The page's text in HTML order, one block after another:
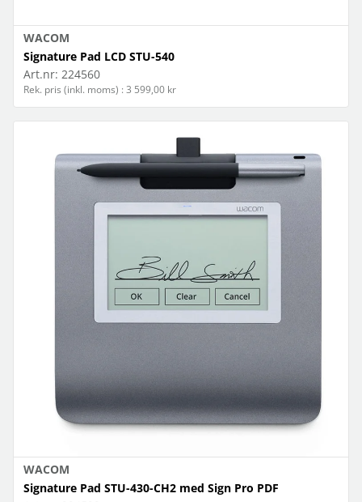
WACOM
Signature Pad LCD STU-540
Art.nr: 224560
Rek. pris (inkl. moms) : 3 599,00 kr
WACOM
Signature Pad STU-430-CH2 med Sign Pro PDF